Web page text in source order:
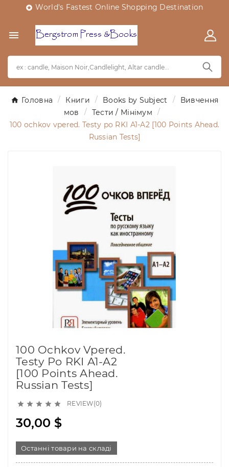
 World's Fastest Online Shopping Destination

Головна Книги Books by Subject
Вивчення
мов
Тести / Мінімум
100 ochkov vpered. Testy po RKI A1-A2 [100 Points Ahead.
Russian Tests]
100 Ochkov Vpered.
Testy Po RKI A1-A2
[100 Points Ahead.
Russian Tests]
     REVIEW(0)
30,00 $
Останні товари на складі